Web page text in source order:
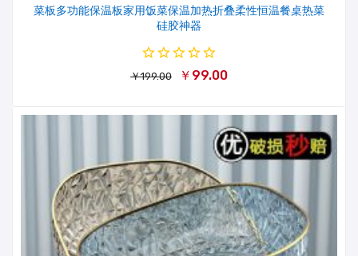
菜板多功能保温板家用饭菜保温加热折叠柔性恒温餐桌热菜
硅胶神器
￥199.00 ￥99.00